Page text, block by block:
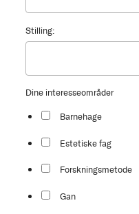
Stilling:
Dine interesseområder
Barnehage
Estetiske fag
Forskningsmetode
Gan